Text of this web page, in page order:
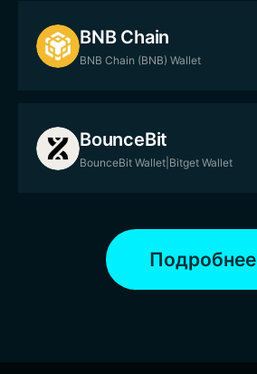
BNB Chain
BNB Chain (BNB) Wallet
BounceBit
BounceBit Wallet|Bitget Wallet
Подробнее